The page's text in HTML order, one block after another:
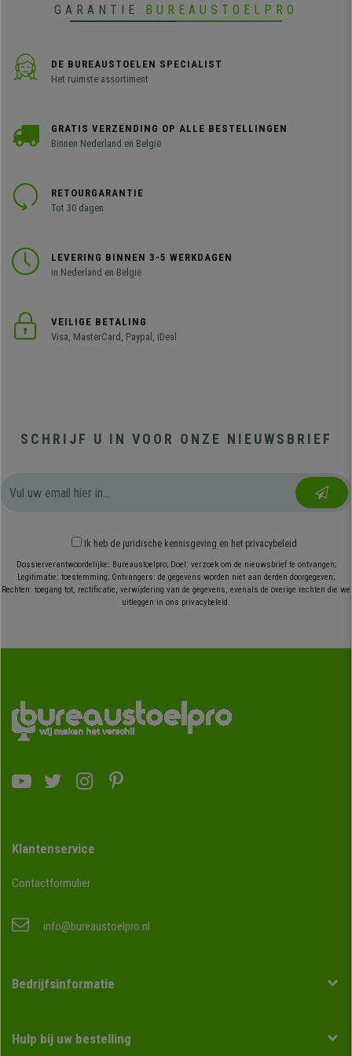
GARANTIE BUREAUSTOELPRO
DE BUREAUSTOELEN SPECIALIST
Het ruimste assortiment
GRATIS VERZENDING OP ALLE BESTELLINGEN
Binnen Nederland en België
RETOURGARANTIE
Tot 30 dagen
LEVERING BINNEN 3-5 WERKDAGEN
in Nederland en België
VEILIGE BETALING
Visa, MasterCard, Paypal, iDeal
SCHRIJF U IN VOOR ONZE NIEUWSBRIEF
Ik heb de juridische kennisgeving en het privacybeleid
Dossierverantwoordelijke: Bureaustoelpro; Doel: verzoek om de nieuwsbrief te ontvangen;
Legitimatie: toestemming; Ontvangers: de gegevens worden niet aan derden doorgegeven;
Rechten: toegang tot, rectificatie, verwijdering van de gegevens, evenals de overige rechten die we
uitleggen in ons privacybeleid.
Klantenservice
Contactformulier
info@bureaustoelpro.nl
Bedrijfsinformatie
Hulp bij uw bestelling